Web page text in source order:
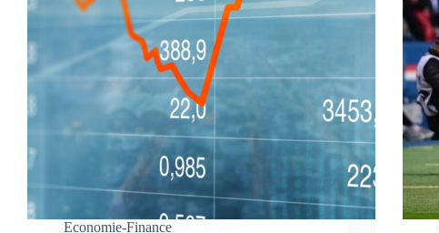
Economie-Finance